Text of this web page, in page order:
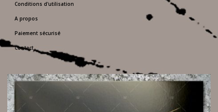
Conditions d'utilisation
A propos
Paiement sécurisé
Contact